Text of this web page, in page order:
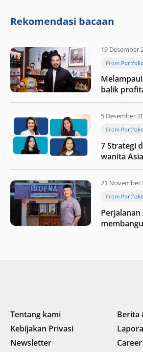
nilai
Rekomendasi bacaan
19 Desember
From
balik
Jaxx
5 Desember
From
7 Strategi
wanita
tetap
perubahan
21 November
From
Tentang kami
Berita
Kebijakan Privasi
Newsletter
Career